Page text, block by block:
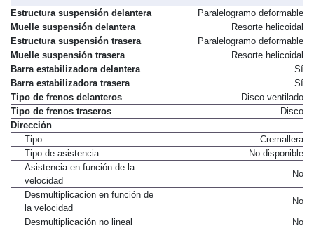
Estructura suspensión delantera
Paralelogramo deformable
Muelle suspensión delantera
Resorte helicoidal
Estructura suspensión trasera
Paralelogramo deformable
Muelle suspensión trasera
Resorte helicoidal
Barra estabilizadora delantera
Sí
Barra estabilizadora trasera
Sí
Tipo de frenos delanteros
Disco ventilado
Tipo de frenos traseros
Disco
Dirección
Tipo
Cremallera
Tipo de asistencia
No disponible
Asistencia en función de la
velocidad
No
Desmultiplicacion en función de
la velocidad
No
Desmultiplicación no lineal
No